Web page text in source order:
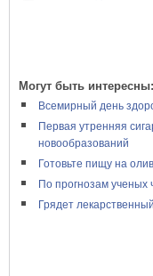
Могут быть интересны:
Всемирный день
Первая утренняя
новообразований
Готовьте пищу на
По прогнозам ученых
Грядет